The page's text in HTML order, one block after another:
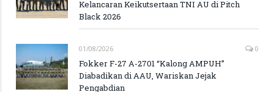
Kelancaran Keikutsertaan TNI AU di Pitch
Black 2026
01/08/2026 0
Fokker F-27 A-2701 “Kalong AMPUH”
Diabadikan di AAU, Wariskan Jejak
Pengabdian